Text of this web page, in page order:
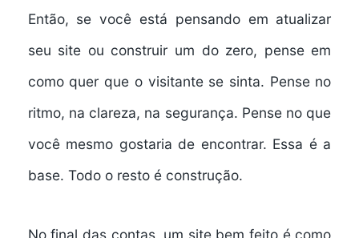
Então, se você está pensando em atualizar
seu site ou construir um do zero, pense em
como quer que o visitante se sinta. Pense no
ritmo, na clareza, na segurança. Pense no que
você mesmo gostaria de encontrar. Essa é a
base. Todo o resto é construção.
No final das contas, um site bem feito é como